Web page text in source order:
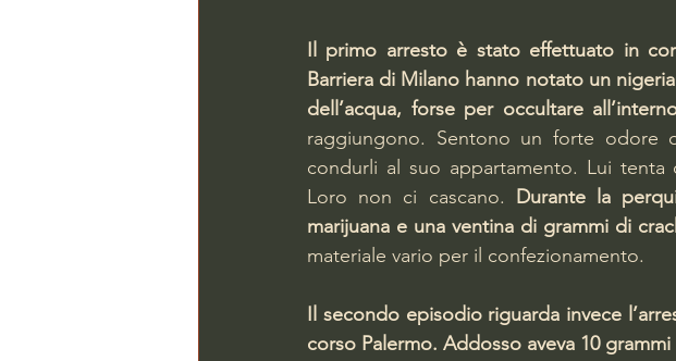
Il primo arresto è stato effettuato in
Barriera di Milano hanno notato un
dell’acqua, forse per occultare
raggiungono. Sentono un forte odore
condurli al suo appartamento. Lui
Loro non ci cascano.
Durante la
marijuana e una ventina di grammi di
materiale vario per il confezionamento.
Il secondo episodio riguarda invece
corso Palermo. Addosso aveva 10